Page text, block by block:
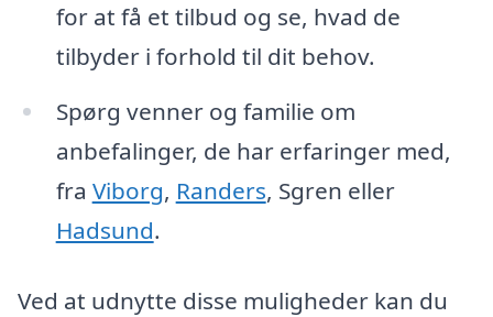
for at få et tilbud og se, hvad de
tilbyder i forhold til dit behov.
Spørg venner og familie om
anbefalinger, de har erfaringer med,
fra Viborg, Randers, Sgren eller
Hadsund.
Ved at udnytte disse muligheder kan du